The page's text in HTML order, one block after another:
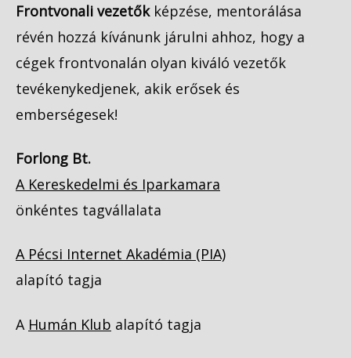
Frontvonali vezetőkképzése, mentorálása
révén hozzá kívánunk járulni ahhoz, hogy a
cégek frontvonalán olyan kiváló vezetők
tevékenykedjenek, akik erősek és
emberségesek!
Forlong Bt.
A Kereskedelmi és Iparkamara
önkéntes tagvállalata
A Pécsi Internet Akadémia (PIA)
alapító tagja
A Humán Klub alapító tagja